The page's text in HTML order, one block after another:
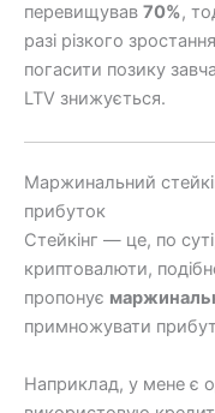
перевищував 70%,
разі різкого
погасити позику
LTV знижується.
Маржинальний
прибуток
Стейкінг — це, по
криптовалюти,
пропонує
примножувати
Наприклад, у мене є